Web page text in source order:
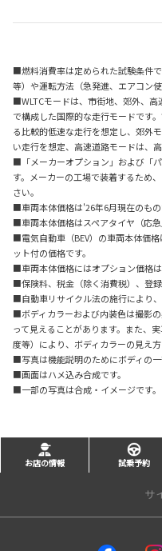
■燃料消費率は定められた試験条件
等）や運転方法（急発進、エアコン
■WLTCモードは、市街地、郊外、
で構成した国際的な走行モードです
る比較的低速な走行を想定し、郊外
い走行を想定、高速道路モードは、
■「メーカーオプション」および「
す。メーカーの工場で装着するため
さい。
■車両本体価格は'26年6月現在のもの
■車両本体価格はスペアタイヤ（応
■電気自動車（BEV）の車両本体価
ット付の価格です。
■車両本体価格にはオプション価格は
■保険料、税金（除く消費税）、登
■自動車リサイクル法の施行により
■ボディカラーおよび内装色は撮影
って見えることがあります。また、
度等）により、ボディカラーの見え方
■写真は機能説明のためにボディの一
■画面はハメ込み合成です。
■一部の写真は合成・イメージです。
お店の情報 試乗予約
サ